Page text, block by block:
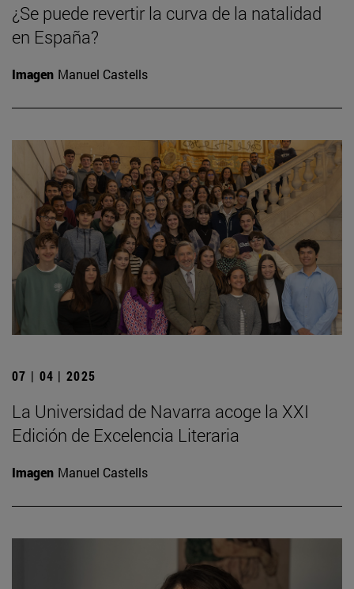
¿Se puede revertir la curva de la natalidad
en España?
Imagen Manuel Castells
07 | 04 | 2025
La Universidad de Navarra acoge la XXI
Edición de Excelencia Literaria
Imagen Manuel Castells